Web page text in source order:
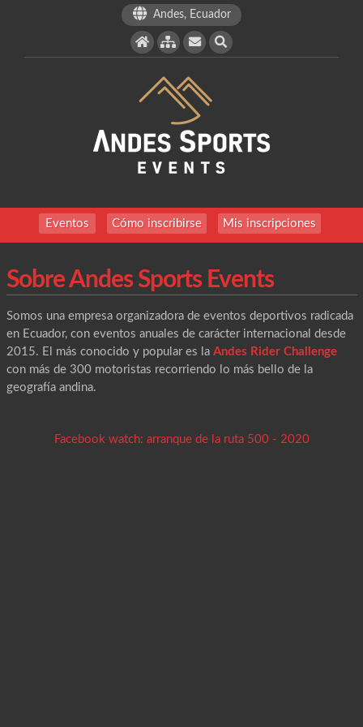
Andes, Ecuador
Eventos Cómo inscribirse Mis inscripciones
Sobre Andes Sports Events
Somos una empresa organizadora de eventos deportivos radicada
en Ecuador, con eventos anuales de carácter internacional desde
2015. El más conocido y popular es la Andes Rider Challenge
con más de 300 motoristas recorriendo lo más bello de la
geografía andina.
Facebook watch: arranque de la ruta 500 - 2020